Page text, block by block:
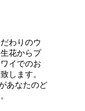
わりのウ
花からプ
イでのお
します。
あなたのど